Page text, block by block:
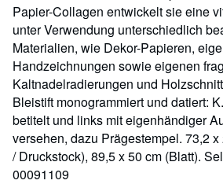
Papier-Collagen entwickelt sie eine
unter Verwendung unterschiedlich
Materialien, wie Dekor-Papieren,
Handzeichnungen sowie eigenen
Kaltnadelradierungen und
Bleistift monogrammiert und datiert:
betitelt und links mit eigenhändiger
versehen, dazu Prägestempel. 73,2
/ Druckstock), 89,5 x 50 cm (Blatt).
00091109